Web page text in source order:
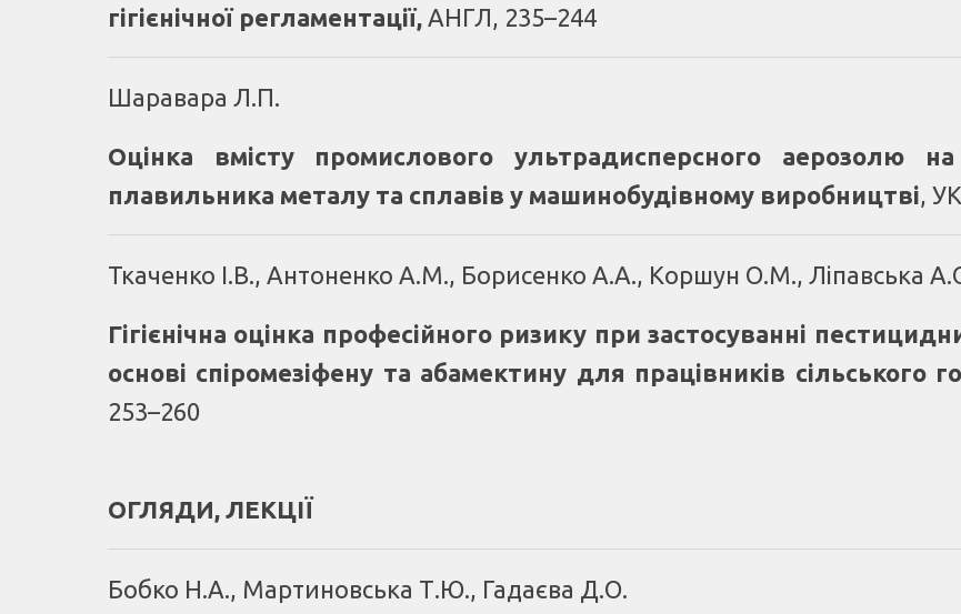
гігієнічної регламентації, АНГЛ, 235–244
Шаравара Л.П.
Оцінка вмісту промислового ультрадисперсного аерозолю
плавильника металу та сплавів у машинобудівному виробництві,
Ткаченко І.В., Антоненко А.М., Борисенко А.А., Коршун О.М., Ліпавська
Гігієнічна оцінка професійного ризику при застосуванні
основі спіромезіфену та абамектину для працівників сільського
253–260
ОГЛЯДИ, ЛЕКЦІЇ
Бобко Н.А., Мартиновська Т.Ю., Гадаєва Д.О.